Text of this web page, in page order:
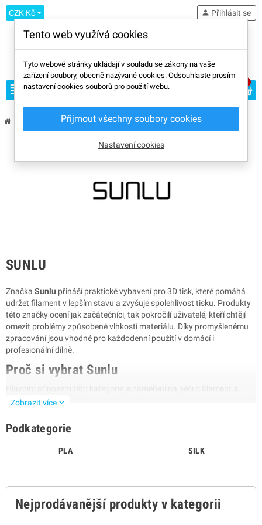
CZK Kč
view_headline
person Přihlásit se
Sunlu
SUNLU
Značka Sunlu přináší praktické vybavení pro 3D tisk, které pomáhá
udržet filament v lepším stavu a zvyšuje spolehlivost tisku. Produkty
této značky ocení jak začátečníci, tak pokročilí uživatelé, kteří chtějí
omezit problémy způsobené vlhkostí materiálu. Díky promyšlenému
zpracování jsou vhodné pro každodenní použití v domácí i
profesionální dílně.
Proč si vybrat Sunlu
pohodlnější práci s 3D tiskem. Řešení Sunlu pomáhají udržet materiál
tisku i lepším výsledku. Produkty jsou navrženy s důrazem na
jednoduché ovládání, praktičnost a univerzální využití.
pomáhají chránit filament před vlhkostí
nabízejí snadnou obsluhu a přehledné použití
Zobrazit více expand_more
Podkategorie
PLA SILK
Nejprodávanější produkty v kategorii
Tento web využívá cookies
Tyto webové stránky ukládají v souladu se zákony na vaše
zařízení soubory, obecně nazývané cookies. Odsouhlaste prosím
nastavení cookies souborů pro použití webu.
Přijmout všechny soubory cookies
Nastavení cookies